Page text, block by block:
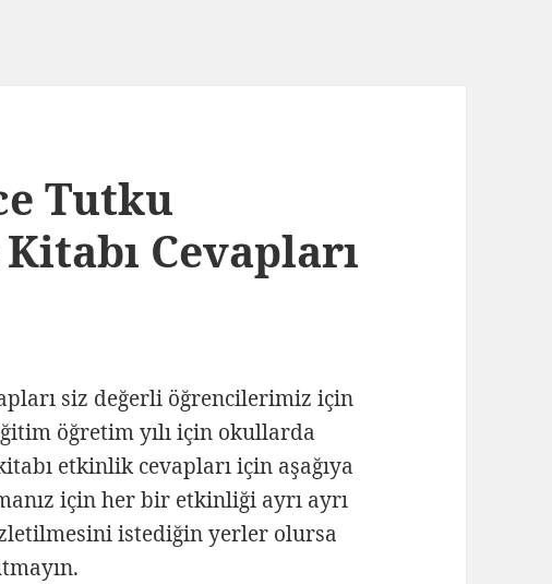
Tutku
Cevapları
siz değerli öğrencilerimiz için
öğretim yılı için okullarda
etkinlik cevapları için aşağıya
için her bir etkinliği ayrı ayrı
istediğin yerler olursa